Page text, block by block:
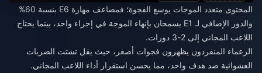
المحتوى متعدد الموجات يوسع الفجوة؛ فمضاعف مهارة E6 بنسبة 60%
والدور الإضافي لـ E1 يسمحان بإنهاء الموجة في إجراء واحد، بينما يحتاج
اللاعب المجاني إلى 2-3 دورات.
الزعماء المنفردون يظهرون فجوات أصغر، حيث يقل تشتت الضربات
العشوائية ضد هدف واحد، مما يحسن استقرار أداء اللاعب المجاني.